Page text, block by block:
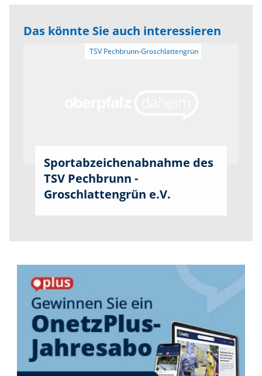
Das könnte Sie auch interessieren
TSV Pechbrunn-Groschlattengrün
Sportabzeichenabnahme des
TSV Pechbrunn -
Groschlattengrün e.V.